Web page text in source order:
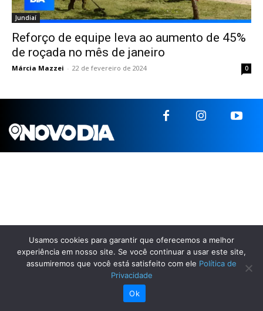
Jundiaí
Reforço de equipe leva ao aumento de 45%
de roçada no mês de janeiro
Márcia Mazzei - 22 de fevereiro de 2024 0
Usamos cookies para garantir que oferecemos a melhor
experiência em nosso site. Se você continuar a usar este site,
assumiremos que você está satisfeito com ele Política de
Privacidade
Ok